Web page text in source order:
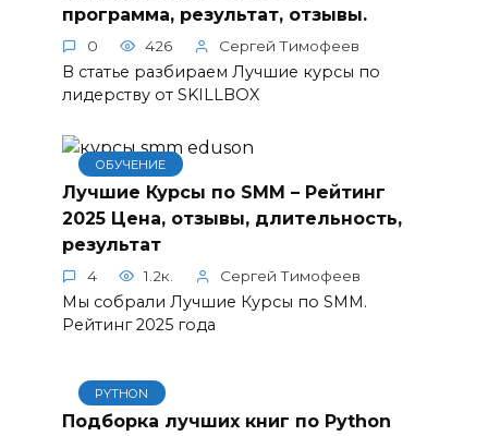
программа, результат, отзывы.
0 426 Сергей Тимофеев
В статье разбираем Лучшие курсы по
лидерству от SKILLBOX
ОБУЧЕНИЕ
Лучшие Курсы по SMM – Рейтинг
2025 Цена, отзывы, длительность,
результат
4 1.2к. Сергей Тимофеев
Мы собрали Лучшие Курсы по SMM.
Рейтинг 2025 года
PYTHON
Подборка лучших книг по Python